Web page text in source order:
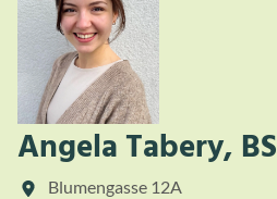
Angela Tabery,
Blumengasse 12A